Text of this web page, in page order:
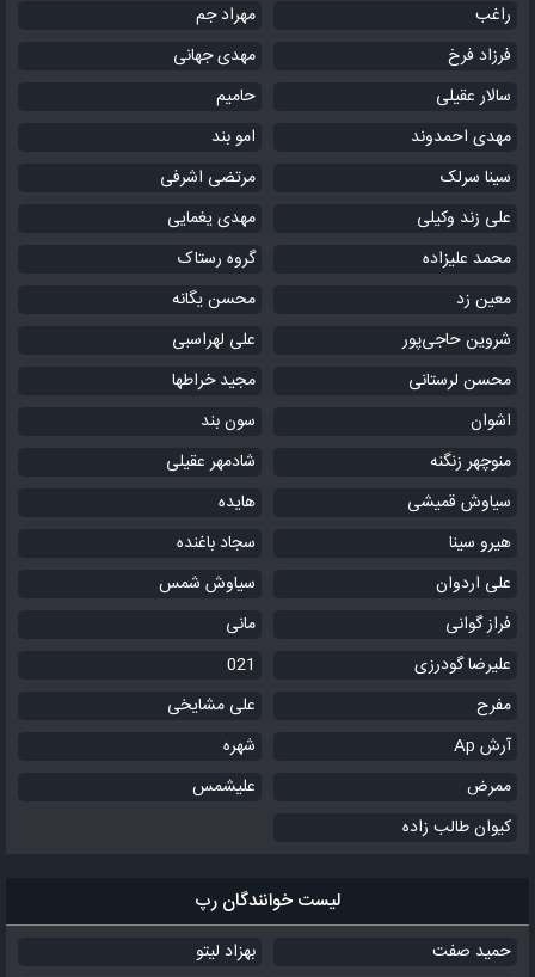
راغب
مهراد جم
فرزاد فرخ
مهدی جهانی
سالار عقیلی
حامیم
مهدی احمدوند
امو بند
سینا سرلک
مرتضی اشرفی
علی زند وکیلی
مهدی یغمایی
محمد علیزاده
گروه رستاک
معین زد
محسن یگانه
شروین حاجی‌پور
علی لهراسبی
محسن لرستانی
مجید خراطها
اشوان
سون بند
منوچهر زنگنه
شادمهر عقیلی
سیاوش قمیشی
هایده
هیرو سینا
سجاد باغنده
علی اردوان
سیاوش شمس
فراز گوانی
مانی
علیرضا گودرزی
021
مفرح
علی مشایخی
آرش Ap
شهره
ممرض
علیشمس
کیوان طالب زاده
لیست خوانندگان رپ
حمید صفت
بهزاد لیتو